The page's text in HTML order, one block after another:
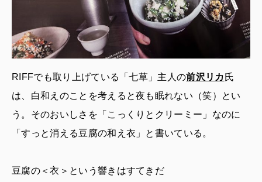
RIFFでも取り上げている「七草」主人の前沢リカ氏
は、白和えのことを考えると夜も眠れない（笑）とい
う。そのおいしさを「こっくりとクリーミー」なのに
「すっと消える豆腐の和え衣」と書いている。
豆腐の＜衣＞という響きはすてきだ